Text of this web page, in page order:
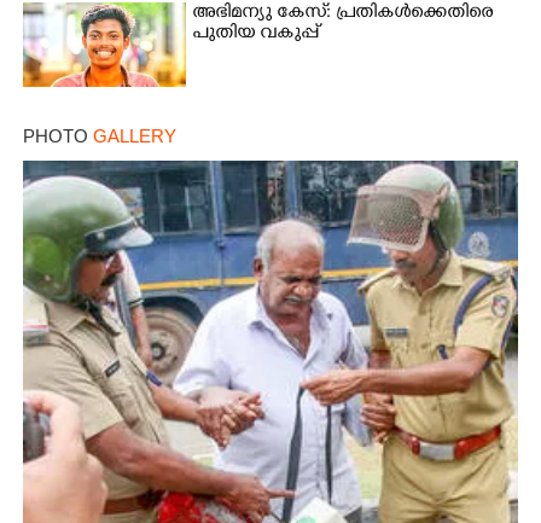
അഭിമന്യു കേസ്: പ്രതികൾക്കെതിരെ
പുതിയ വകുപ്പ്
PHOTO GALLERY